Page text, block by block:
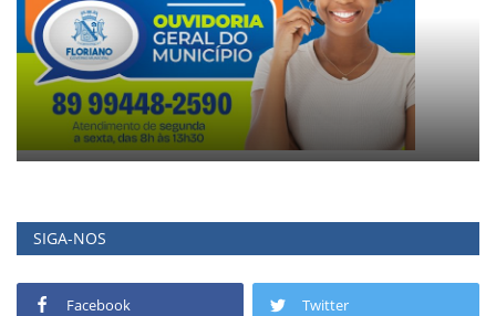
SIGA-NOS
Facebook Twitter